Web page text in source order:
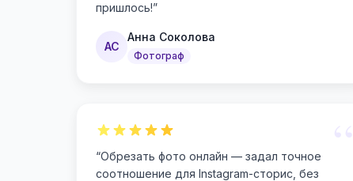
пришлось!”
АС
Анна Соколова
Фотограф
“Обрезать фото онлайн — задал точное
соотношение для Instagram-сторис, без